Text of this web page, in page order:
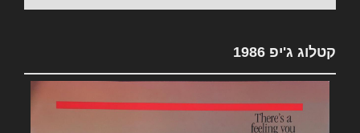
קטלוג ג'יפ 1986